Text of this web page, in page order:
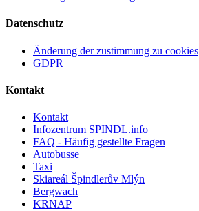
Datenschutz
Änderung der zustimmung zu cookies
GDPR
Kontakt
Kontakt
Infozentrum SPINDL.info
FAQ - Häufig gestellte Fragen
Autobusse
Taxi
Skiareál Špindlerův Mlýn
Bergwach
KRNAP